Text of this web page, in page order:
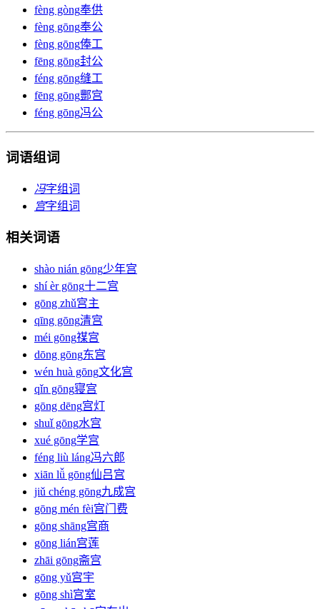
fèng gòng奉供
fèng gōng奉公
fèng gōng俸工
fēng gōng封公
féng gōng缝工
fēng gōng酆宫
féng gōng冯公
词语组词
冯字组词
宫字组词
相关词语
shào nián gōng少年宫
shí èr gōng十二宫
gōng zhǔ宫主
qīng gōng清宫
méi gōng禖宫
dōng gōng东宫
wén huà gōng文化宫
qǐn gōng寝宫
gōng dēng宫灯
shuǐ gōng水宫
xué gōng学宫
féng liù láng冯六郎
xiān lǚ gōng仙吕宫
jiǔ chéng gōng九成宫
gōng mén fèi宫门费
gōng shāng宫商
gōng lián宫莲
zhāi gōng斋宫
gōng yǔ宫宇
gōng shì宫室